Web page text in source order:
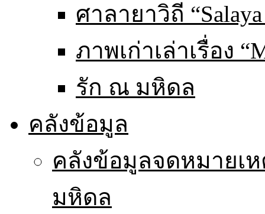
ศาลายาวิถี
ภาพเก่าเล่าเรื่อง
รัก ณ มหิดล
คลังข้อมูล
คลังข้อมูลจดหมาย
มหิดล